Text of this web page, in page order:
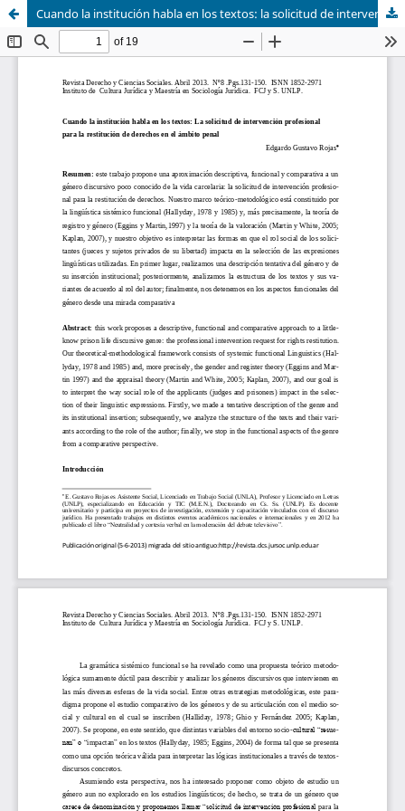
Cuando la institución habla en los textos: la solicitud de intervención profesional para la restitución de derechos en el ámbito penal